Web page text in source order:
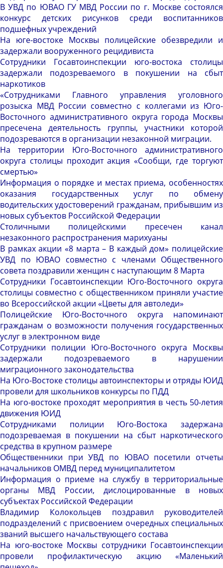
В УВД по ЮВАО ГУ МВД России по г. Москве состоялся
конкурс детских рисунков среди воспитанников
подшефных учреждений
На юге-востоке Москвы полицейские обезвредили и
задержали вооруженного рецидивиста
Сотрудники Госавтоинспекции юго-востока столицы
задержали подозреваемого в покушении на сбыт
наркотиков
«Сотрудниками Главного управления уголовного
розыска МВД России совместно с коллегами из Юго-
Восточного административного округа города Москвы
пресечена деятельность группы, участники которой
подозреваются в организации незаконной миграции.
На территории Юго-Восточного административного
округа столицы проходит акция «Сообщи, где торгуют
смертью»
Информация о порядке и местах приема, особенностях
оказания государственных услуг по обмену
водительских удостоверений гражданам, прибывшим из
новых субъектов Российской Федерации
Столичными полицейскими пресечен канал
незаконного распространения марихуаны
В рамках акции «8 марта – В каждый дом» полицейские
УВД по ЮВАО совместно с членами Общественного
совета поздравили женщин с наступающим 8 Марта
Сотрудники Госавтоинспекции Юго-Восточного округа
столицы совместно с общественником приняли участие
во Всероссийской акции «Цветы для автоледи»
Полицейские Юго-Восточного округа напоминают
гражданам о возможности получения государственных
услуг в электронном виде
Сотрудники полиции Юго-Восточного округа Москвы
задержали подозреваемого в нарушении
миграционного законодательства
На Юго-Востоке столицы автоинспекторы и отряды ЮИД
провели для школьников конкурсы по ПДД
На юго-востоке проходят мероприятия в честь 50-летия
движения ЮИД
Сотрудниками полиции Юго-Востока задержана
подозреваемая в покушении на сбыт наркотического
средства в крупном размере
Общественники при УВД по ЮВАО посетили отчеты
начальников ОМВД перед муниципалитетом
Информация о приеме на службу в территориальные
органы МВД России, дислоцированные в новых
субъектах Российской Федерации
Владимир Колокольцев поздравил руководителей
подразделений с присвоением очередных специальных
званий высшего начальствующего состава
На юго-востоке Москвы сотрудники Госавтоинспекции
провели профилактическую акцию «Маленький